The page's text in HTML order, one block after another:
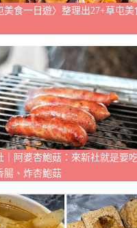
美食一日遊〉整理出27+草屯美
｜阿婆杏鮑菇：來新社就是要
腸、炸杏鮑菇